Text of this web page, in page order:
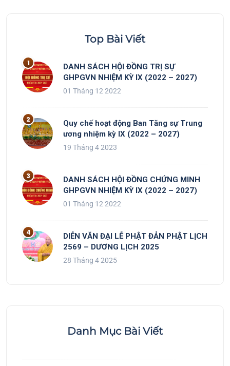
Top Bài Viết
DANH SÁCH HỘI ĐỒNG TRỊ SỰ
GHPGVN NHIỆM KỲ IX (2022 – 2027)
01 Tháng 12 2022
Quy chế hoạt động Ban Tăng sự Trung
ương nhiệm kỳ IX (2022 – 2027)
19 Tháng 4 2023
DANH SÁCH HỘI ĐỒNG CHỨNG MINH
GHPGVN NHIỆM KỲ IX (2022 – 2027)
01 Tháng 12 2022
DIỄN VĂN ĐẠI LỄ PHẬT ĐẢN PHẬT LỊCH
2569 – DƯƠNG LỊCH 2025
28 Tháng 4 2025
Danh Mục Bài Viết